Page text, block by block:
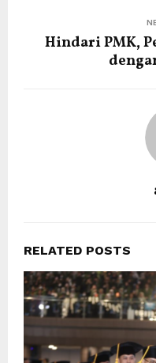
Hindari PMK,
RELATED POSTS